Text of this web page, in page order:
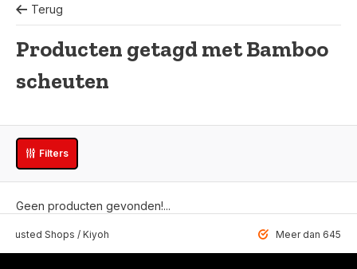
Terug
Producten getagd met Bamboo
scheuten
Filters
Geen producten gevonden!...
Shops / Kiyoh Meer dan 6459